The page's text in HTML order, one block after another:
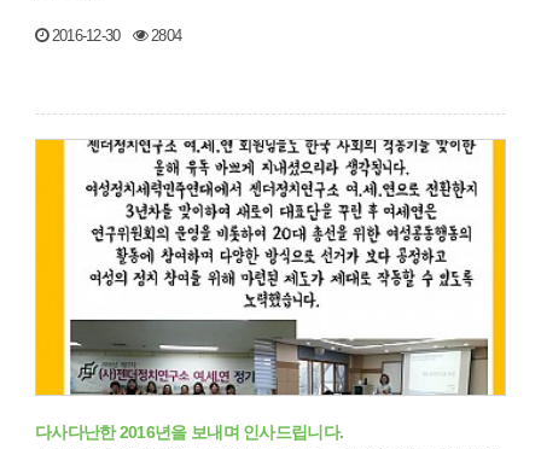
2016-12-30 2804
다사다난한 2016년을 보내며 인사드립니다.